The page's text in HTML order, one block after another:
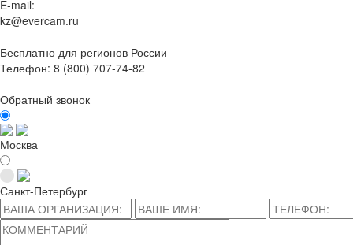
E-mail:
kz@evercam.ru
Бесплатно для регионов России
Телефон: 8 (800) 707-74-82
Обратный звонок
Москва
Санкт-Петербург